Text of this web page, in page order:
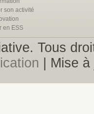
son activité
en ESS
Tous
| Mise